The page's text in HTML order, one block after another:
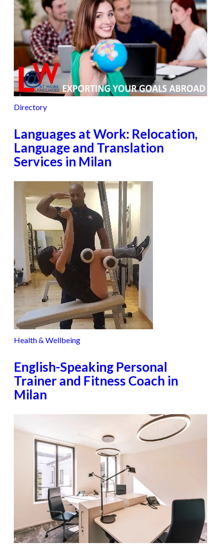
Directory
Languages at Work: Relocation,
Language and Translation
Services in Milan
Health & Wellbeing
English-Speaking Personal
Trainer and Fitness Coach in
Milan